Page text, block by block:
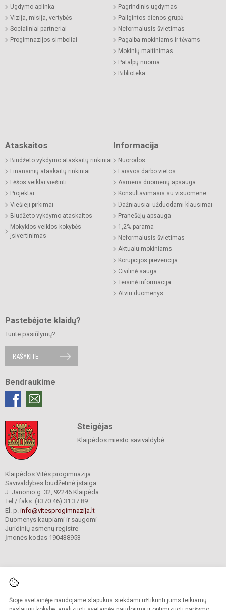
Šioje svetainėje naudojame slapukus siekdami užtikrinti jums teikiamų
Ugdymo aplinka
Vizija, misija, vertybės
Socialiniai partneriai
Progimnazijos simboliai
Pagrindinis ugdymas
Pailgintos dienos grupė
Neformalusis švietimas
Pagalba mokiniams ir tėvams
Mokinių maitinimas
Patalpų nuoma
Biblioteka
Ataskaitos
Biudžeto vykdymo ataskaitų rinkiniai
Finansinių ataskaitų rinkiniai
Lėšos veiklai viešinti
Projektai
Viešieji pirkimai
Biudžeto vykdymo ataskaitos
Mokyklos veiklos kokybės
įsivertinimas
Informacija
Nuorodos
Laisvos darbo vietos
Asmens duomenų apsauga
Konsultavimasis su visuomene
Dažniausiai užduodami klausimai
Pranešėjų apsauga
1,2% parama
Neformalusis švietimas
Aktualu mokiniams
Korupcijos prevencija
Civilinė sauga
Teisinė informacija
Atviri duomenys
Pastebėjote klaidų?
Turite pasiūlymų?
RAŠYKITE
Bendraukime
Steigėjas
Klaipėdos miesto savivaldybė
Klaipėdos Vitės progimnazija
Savivaldybės biudžetinė įstaiga
J. Janonio g. 32, 92246 Klaipėda
Tel./ faks. (+370 46) 31 37 89
El. p. info@vitesprogimnazija.lt
Duomenys kaupiami ir saugomi
Juridinių asmenų registre
Įmonės kodas 190438953
© 2024. Klaipėdos Vitės progimnazija. Visos teisės saugomos.